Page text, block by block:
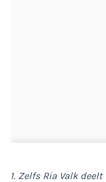
1. Zelfs Ria Valk